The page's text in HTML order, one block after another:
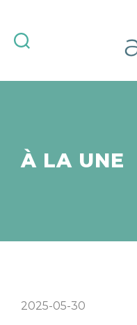
À LA UNE
2025-05-30